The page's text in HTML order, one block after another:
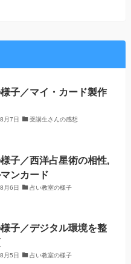
子／マイ・カード製作
月7日 受講生さんの感想
子／西洋占星術の相性,
ンカード
月6日 占い教室の様子
子／デジタル環境を整
月5日 占い教室の様子